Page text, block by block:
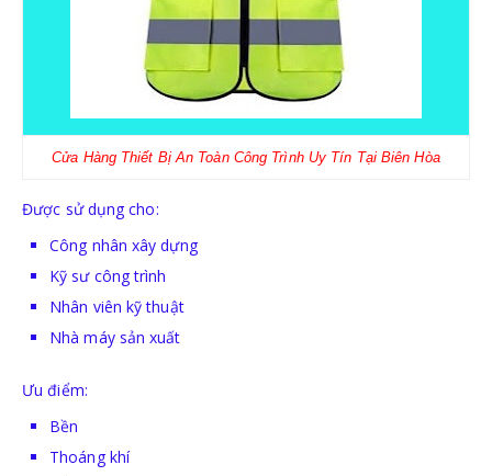
Cửa Hàng Thiết Bị An Toàn Công Trình Uy Tín Tại Biên Hòa
Được sử dụng cho:
Công nhân xây dựng
Kỹ sư công trình
Nhân viên kỹ thuật
Nhà máy sản xuất
Ưu điểm:
Bền
Thoáng khí